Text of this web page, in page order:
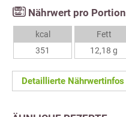
Nährwert pro Portion
kcal
351
Fett
12,18 g
Detaillierte Nährwertinfos